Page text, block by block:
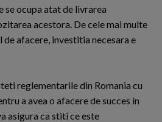
ocupa atat de livrarea
acestora. De cele mai multe
afacere, investitia necesara e
reglementarile din Romania cu
a avea o afacere de succes in
asigura ca stiti ce este